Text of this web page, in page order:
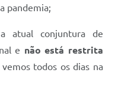
pandemia;
atual conjuntura de
e não está restrita
vemos todos os dias na